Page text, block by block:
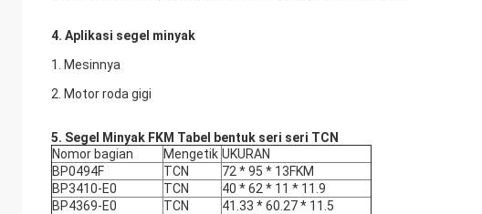
4. Aplikasi segel minyak
1. Mesinnya
2. Motor roda gigi
5. Segel Minyak FKM Tabel
bentuk seri seri TCN
Nomor bagian
Mengetik UKURAN
BP0494F
TCN
72 * 95 * 13FKM
BP3410-E0
TCN
40 * 62 * 11 * 11.9
BP4369-E0
TCN
41.33 * 60.27 * 11.5